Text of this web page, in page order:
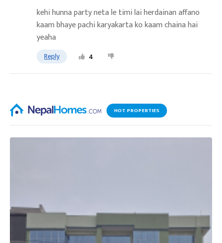
kehi hunna party neta le timi lai herdainan affano
kaam bhaye pachi karyakarta ko kaam chaina hai
yeaha
Reply 4
HOT PROPERTIES